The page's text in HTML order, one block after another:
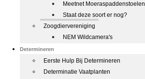
Meetnet Moeraspaddenstoelen
Staat deze soort er nog?
Zoogdiervereniging
NEM Wildcamera's
Determineren
Eerste Hulp Bij Determineren
Determinatie Vaatplanten